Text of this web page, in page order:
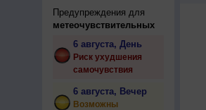
Предупреждения для
метеочувствительных
6 августа, День
Риск ухудшения
самочувствия
6 августа, Вечер
Возможны